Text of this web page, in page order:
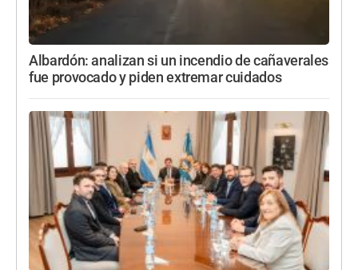
Albardón: analizan si un incendio de cañaverales
fue provocado y piden extremar cuidados